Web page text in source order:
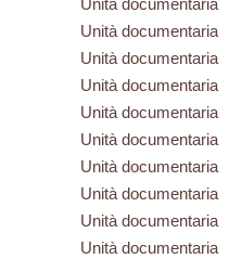
Unità documentaria
Unità documentaria
Unità documentaria
Unità documentaria
Unità documentaria
Unità documentaria
Unità documentaria
Unità documentaria
Unità documentaria
Unità documentaria